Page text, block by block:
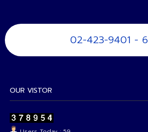
02-423-9401 - 6
OUR VISTOR